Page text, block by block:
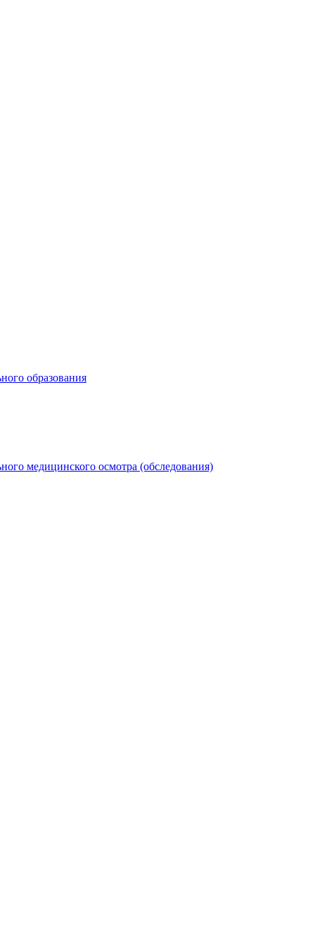
образования
медицинского осмотра (обследования)